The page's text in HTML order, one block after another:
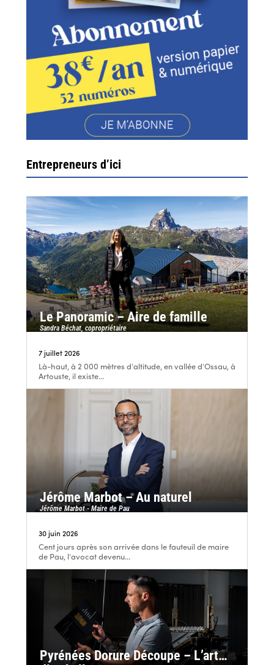
Entrepreneurs d’ici
Le Panoramic – Aire de famille
Sandra Béchat, copropriétaire
7 juillet 2026
Là-haut, à 2 000 mètres d’altitude, en vallée d’Ossau, à
Artouste, il existe...
Jérôme Marbot – Au naturel
Jérôme Marbot - Maire de Pau
30 juin 2026
Cent jours après son arrivée dans le fauteuil de maire
de Pau, l’avocat devenu...
Pyrénées Dorure Découpe – L’art…